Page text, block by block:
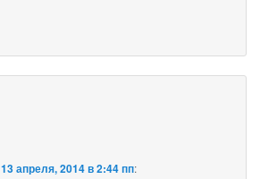
13 апреля, 2014 в 2:44 пп: